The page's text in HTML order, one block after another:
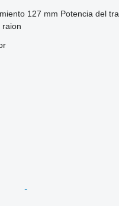
127 mm Potencia del
raion